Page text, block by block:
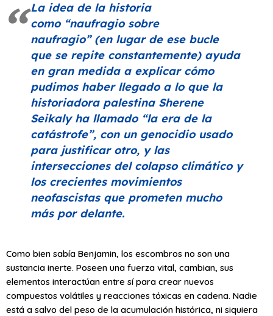
La idea de la historia
como “naufragio sobre
naufragio”(en lugar de ese bucle
que se repite constantemente) ayuda
en gran medida a explicar cómo
pudimos haber llegado a lo que la
historiadora palestina Sherene
Seikaly ha llamado “la era de la
catástrofe”, con un genocidio usado
para justificar otro, y las
intersecciones del colapso climático y
los crecientes movimientos
neofascistas que prometen mucho
más por delante.
Como bien sabía Benjamin, los escombros no son una
sustancia inerte. Poseen una fuerza vital, cambian, sus
elementos interactúan entre sí para crear nuevos
compuestos volátiles y reacciones tóxicas en cadena. Nadie
está a salvo del peso de la acumulación histórica, ni siquiera